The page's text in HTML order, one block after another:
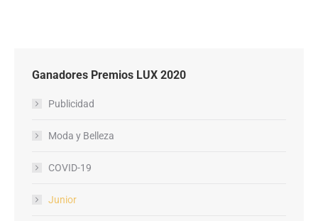
Ganadores Premios LUX 2020
Publicidad
Moda y Belleza
COVID-19
Junior